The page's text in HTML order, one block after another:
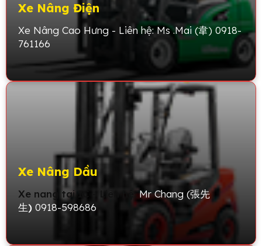
Xe Nâng Điện
Xe Nâng Cao Hưng - Liên hệ: Ms .Mai (韋) 0918-
761166
Xe Nâng Dầu
Xe nang tai IC - Liên hệ: Mr Chang (張先
生) 0918-598686